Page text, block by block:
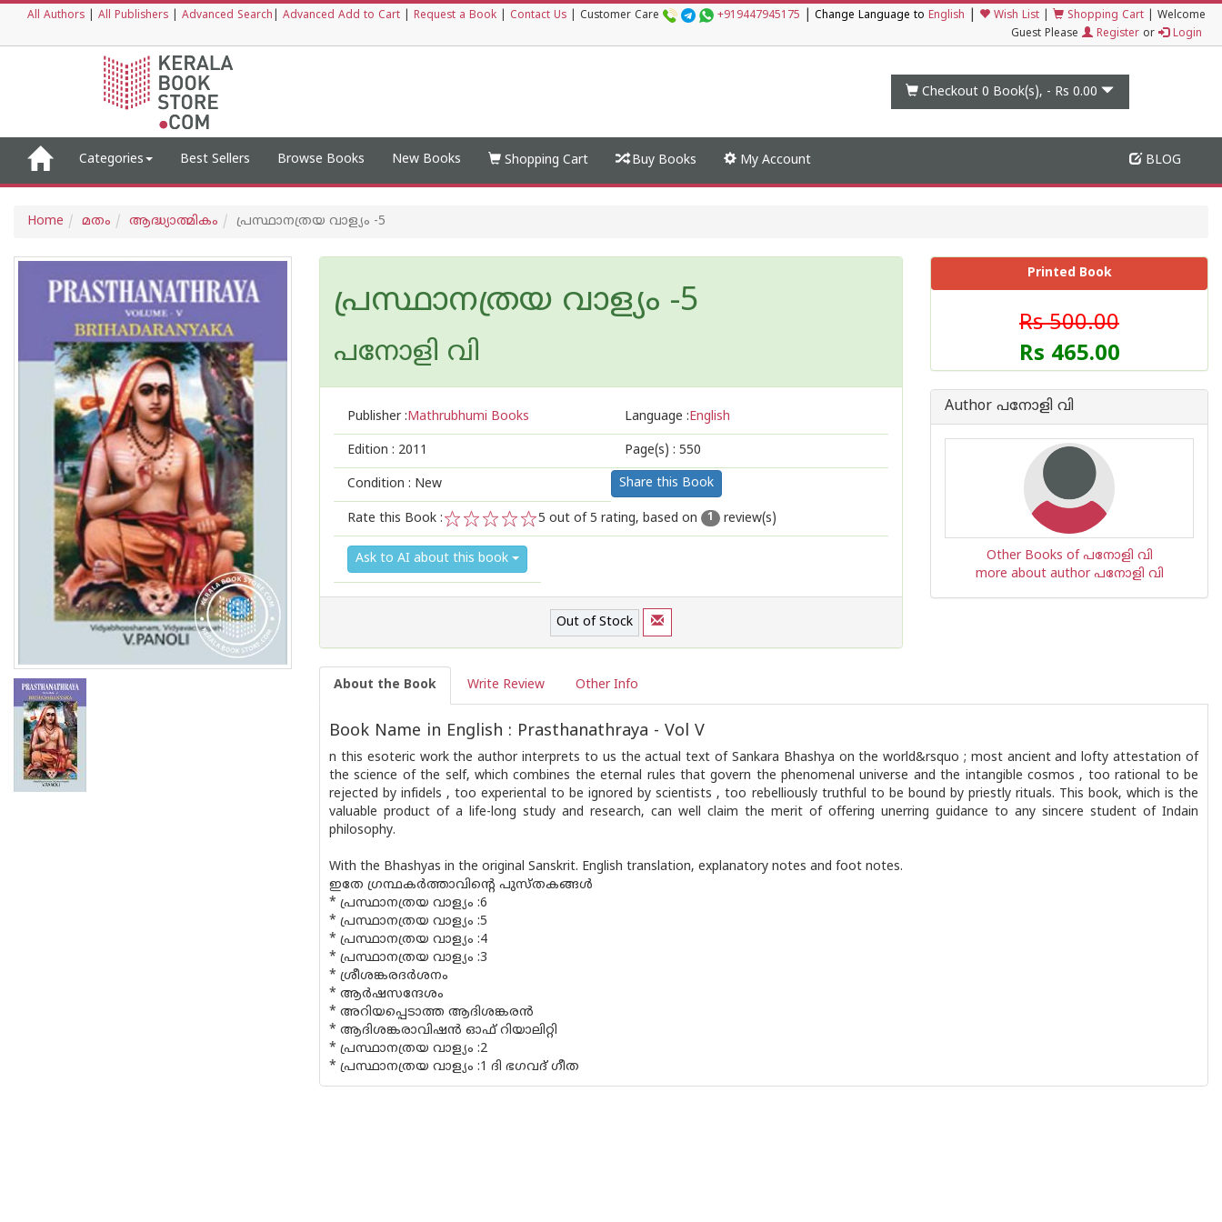
All Authors All Publishers Advanced Search Advanced Add to Cart Request a Book Contact Us Customer Care +919447945175 Change Language to English Wish List Shopping Cart
Welcome
Guest Please
Register or Login
Checkout 0 Book(s), - Rs 0.00
Categories Best Sellers Browse Books New Books Shopping Cart Buy Books My Account BLOG
Home മതം ആദ്ധ്യാത്മികം പ്രസ്ഥാനത്രയ വാള്യം -5
പ്രസ്ഥാനത്രയ വാള്യം -5
പനോളി വി
Publisher :Mathrubhumi Books Language :English
Edition : 2011 Page(s) : 550
Condition : New
Rate this Book :
5
4
3
2
1
5 out of 5 rating, based on 1 review(s)
Share this Book
Ask to AI about this book
Out of Stock
Printed Book
Rs 500.00
Rs 465.00
Author പനോളി വി
Other Books of പനോളി വി
more about author പനോളി വി
About the Book Write Review Other Info
Book Name in English : Prasthanathraya - Vol V
n this esoteric work the author interprets to us the actual text of Sankara Bhashya on the world&rsquo ; most ancient and lofty attestation of
the science of the self, which combines the eternal rules that govern the phenomenal universe and the intangible cosmos , too rational to be
rejected by infidels , too experiental to be ignored by scientists , too rebelliously truthful to be bound by priestly rituals. This book, which is the
valuable product of a life-long study and research, can well claim the merit of offering unerring guidance to any sincere student of Indain
philosophy.
With the Bhashyas in the original Sanskrit. English translation, explanatory notes and foot notes.
ഇതേ ഗ്രന്ഥകര്‍ത്താവിന്റെ പുസ്തകങ്ങള്‍
* പ്രസ്ഥാനത്രയ വാള്യം :6
* പ്രസ്ഥാനത്രയ വാള്യം :5
* പ്രസ്ഥാനത്രയ വാള്യം :4
* പ്രസ്ഥാനത്രയ വാള്യം :3
* ശ്രീശങ്കരദര്‍ശനം
* ആര്‍ഷസന്ദേശം
* അറിയപ്പെടാത്ത ആദിശങ്കരന്‍
* ആദിശങ്കരാവിഷന്‍ ഓഫ് റിയാലിറ്റി
* പ്രസ്ഥാനത്രയ വാള്യം :2
* പ്രസ്ഥാനത്രയ വാള്യം :1 ദി ഭഗവദ് ഗീത